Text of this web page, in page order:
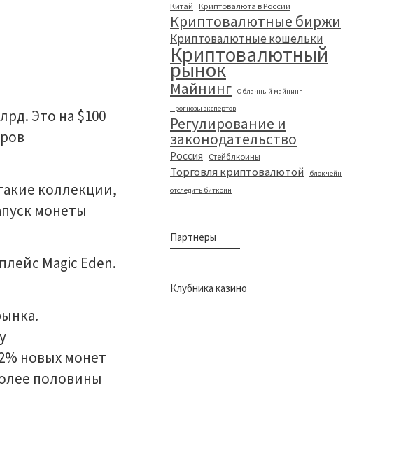
Это на $100
коллекции,
монеты
Magic Eden.
новых монет
половины
Китай Криптовалюта в России
Криптовалютные биржи
Криптовалютные кошельки
Криптовалютный
рынок
Майнинг
Облачный майнинг
Прогнозы экспертов
Регулирование и
законодательство
Россия Стейблкоины
Торговля криптовалютой
блокчейн
отследить биткоин
Партнеры
Клубника казино